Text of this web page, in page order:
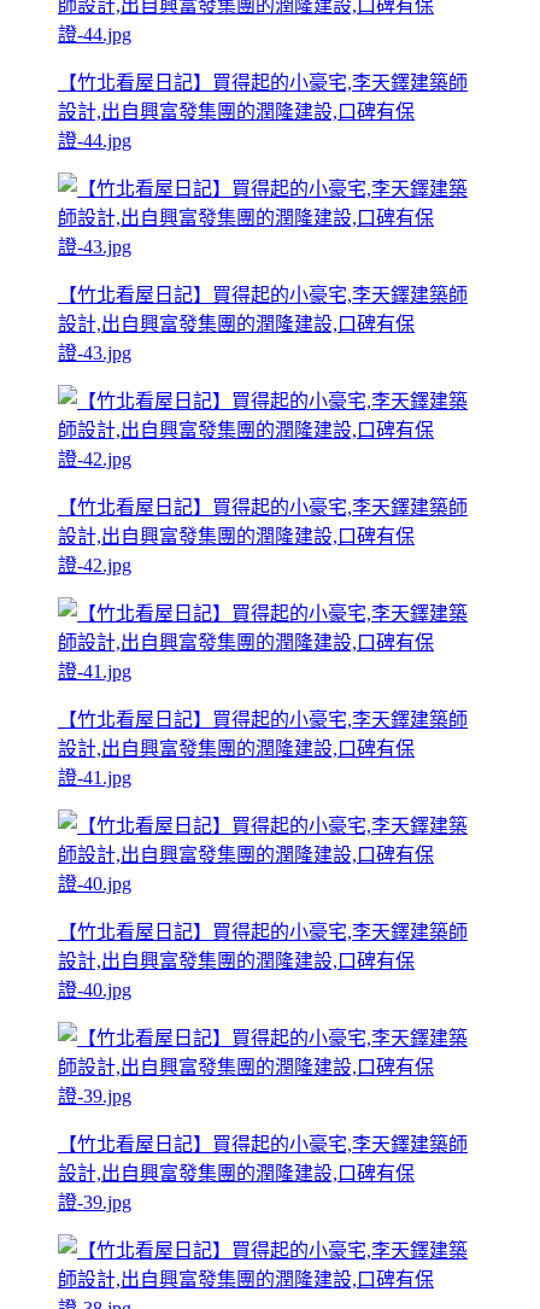
【竹北看屋日記】買得起的小豪宅,李天鐸建築師
設計,出自興富發集團的潤隆建設,口碑有保
證-44.jpg
【竹北看屋日記】買得起的小豪宅,李天鐸建築師
設計,出自興富發集團的潤隆建設,口碑有保
證-43.jpg
【竹北看屋日記】買得起的小豪宅,李天鐸建築師
設計,出自興富發集團的潤隆建設,口碑有保
證-42.jpg
【竹北看屋日記】買得起的小豪宅,李天鐸建築師
設計,出自興富發集團的潤隆建設,口碑有保
證-41.jpg
【竹北看屋日記】買得起的小豪宅,李天鐸建築師
設計,出自興富發集團的潤隆建設,口碑有保
證-40.jpg
【竹北看屋日記】買得起的小豪宅,李天鐸建築師
設計,出自興富發集團的潤隆建設,口碑有保
證-39.jpg